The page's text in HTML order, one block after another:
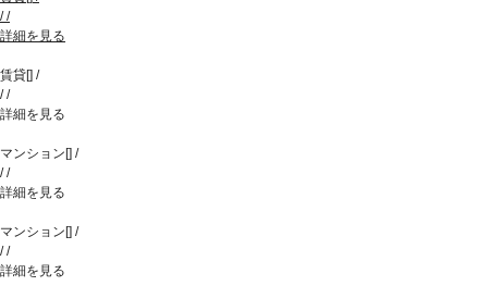
//
詳細を見る
賃貸[] /
//
詳細を見る
マンション[] /
//
詳細を見る
マンション[] /
//
詳細を見る